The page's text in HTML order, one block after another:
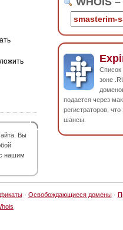
Вы
нашим
зоне
подается через
регистраторов,
шансы.
· Освобождающиеся домены·